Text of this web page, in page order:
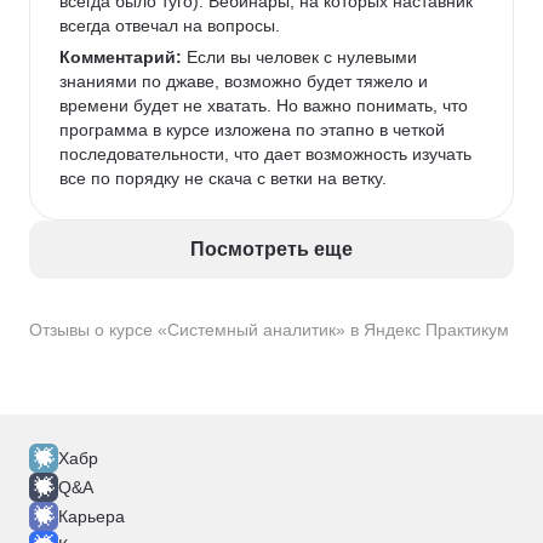
Отзывы о курсе «Системный аналитик» в Яндекс Практикум
всегда отвечал на вопросы.
Комментарий: Если вы человек с нулевыми
знаниями по джаве, возможно будет тяжело и
времени будет не хватать. Но важно понимать, что
программа в курсе изложена по этапно в четкой
последовательности, что дает возможность изучать
все по порядку не скача с ветки на ветку.
Посмотреть еще
Хабр
Q&A
Карьера